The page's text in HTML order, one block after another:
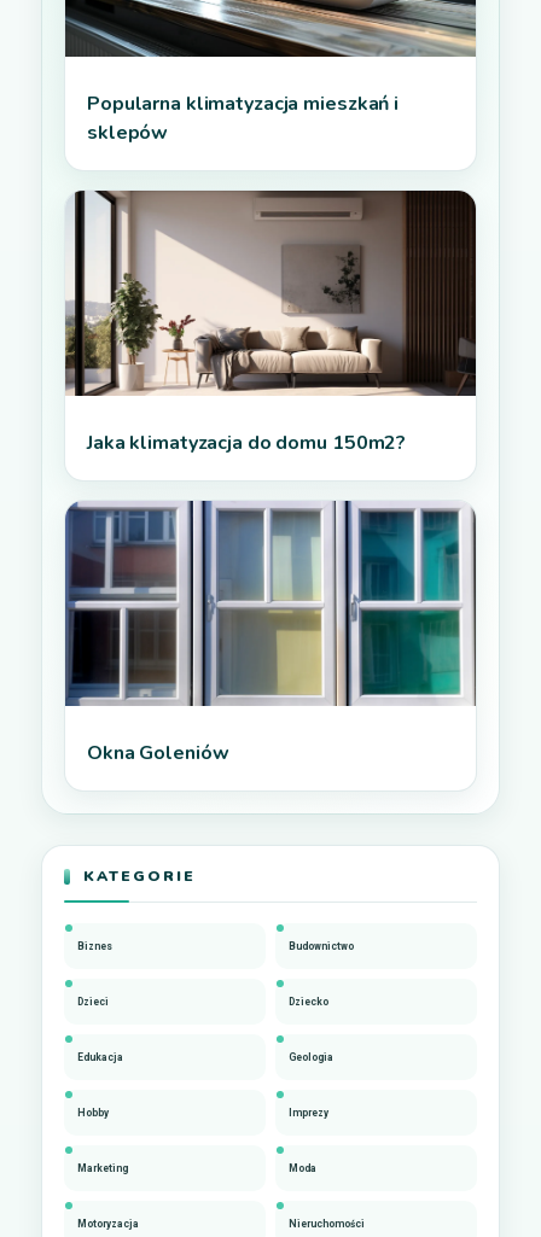
Popularna klimatyzacja mieszkań i
sklepów
Jaka klimatyzacja do domu 150m2?
Okna Goleniów
KATEGORIE
Biznes Budownictwo
Dzieci Dziecko
Edukacja Geologia
Hobby Imprezy
Marketing Moda
Motoryzacja Nieruchomości